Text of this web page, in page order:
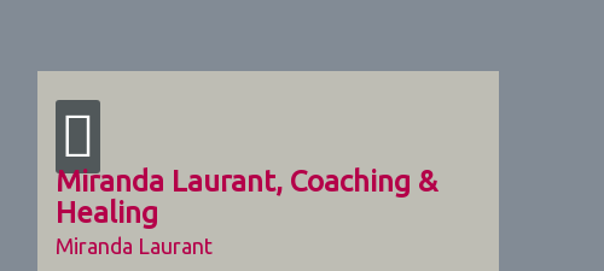
Miranda Laurant, Coaching &
Healing
Miranda Laurant